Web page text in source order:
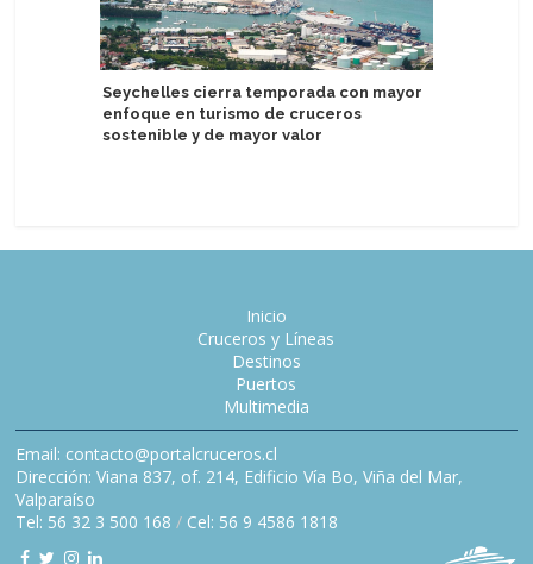
Seychelles cierra temporada con mayor
enfoque en turismo de cruceros
sostenible y de mayor valor
Inicio
Cruceros y Líneas
Destinos
Puertos
Multimedia
Email: contacto@portalcruceros.cl
Dirección: Viana 837, of. 214, Edificio Vía Bo, Viña del Mar,
Valparaíso
Tel: 56 32 3 500 168 / Cel: 56 9 4586 1818